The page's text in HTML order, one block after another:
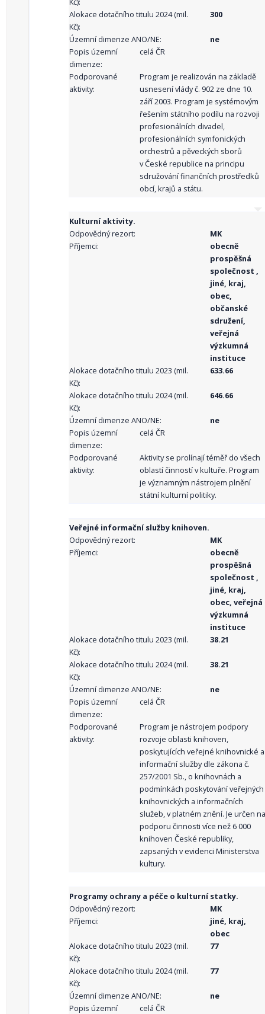
Alokace dotačního titulu 2024 (mil.
Kč):
300
Územní dimenze ANO/NE:
ne
Popis územní
dimenze:
celá ČR
Podporované
aktivity:
Program je realizován na základě
usnesení vlády č. 902 ze dne 10.
září 2003. Program je systémovým
řešením státního podílu na rozvoji
profesionálních divadel,
profesionálních symfonických
orchestrů a pěveckých sborů
v České republice na principu
sdružování finančních prostředků
obcí, krajů a státu.
Kulturní aktivity.
Odpovědný rezort:
MK
Příjemci:
obecně
prospěšná
společnost ,
jiné, kraj,
obec,
občanské
sdružení,
veřejná
výzkumná
instituce
Alokace dotačního titulu 2023 (mil.
Kč):
633.66
Alokace dotačního titulu 2024 (mil.
Kč):
646.66
Územní dimenze ANO/NE:
ne
Popis územní
dimenze:
celá ČR
Podporované
aktivity:
Aktivity se prolínají téměř do všech
oblastí činností v kultuře. Program
je významným nástrojem plnění
státní kulturní politiky.
Veřejné informační služby knihoven.
Odpovědný rezort:
MK
Příjemci:
obecně
prospěšná
společnost ,
jiné, kraj,
obec, veřejná
výzkumná
instituce
Alokace dotačního titulu 2023 (mil.
Kč):
38.21
Alokace dotačního titulu 2024 (mil.
Kč):
38.21
Územní dimenze ANO/NE:
ne
Popis územní
dimenze:
celá ČR
Podporované
aktivity:
Program je nástrojem podpory
rozvoje oblasti knihoven,
poskytujících veřejné knihovnické a
informační služby dle zákona č.
257/2001 Sb., o knihovnách a
podmínkách poskytování veřejných
knihovnických a informačních
služeb, v platném znění. Je určen na
podporu činnosti více než 6 000
knihoven České republiky,
zapsaných v evidenci Ministerstva
kultury.
Programy ochrany a péče o kulturní statky.
Odpovědný rezort:
MK
Příjemci:
jiné, kraj,
obec
Alokace dotačního titulu 2023 (mil.
Kč):
77
Alokace dotačního titulu 2024 (mil.
Kč):
77
Územní dimenze ANO/NE:
ne
Popis územní
celá ČR